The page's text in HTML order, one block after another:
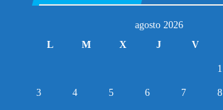
agosto 2026
L
M X J V
1
3 4 5 6 7 8